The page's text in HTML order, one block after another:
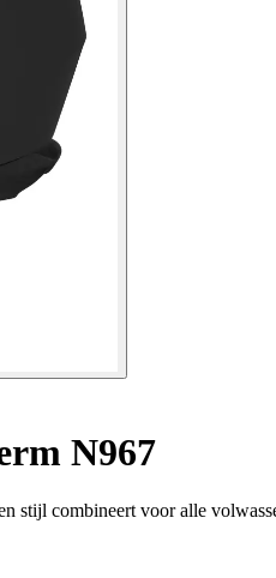
N967
stijl combineert voor alle